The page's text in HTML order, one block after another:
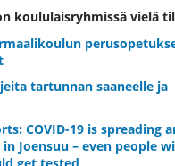
koululaisryhmissä vielä
tartunnan saaneelle ja
COVID-19 is spreading
Joensuu – even people